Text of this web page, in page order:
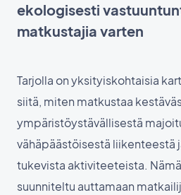
ekologisesti
matkustajia varten
Tarjolla on yksityiskohtaisia
siitä, miten matkustaa
ympäristöystävällisestä
vähäpäästöisestä liikenteestä
tukevista aktiviteeteista.
suunniteltu auttamaan